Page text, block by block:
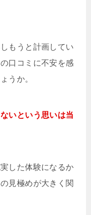
もうと計画してい
口コミに不安を感
うか。
いという思いは当
した体験になるか
見極めが大きく関